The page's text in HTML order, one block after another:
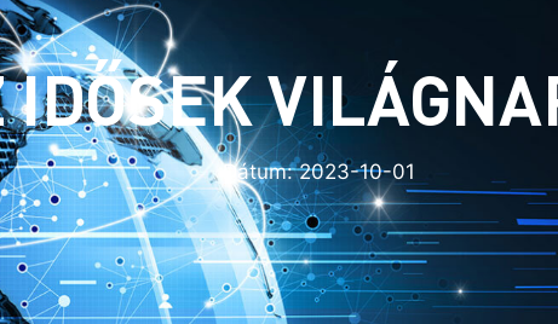
Dátum:2023-10-01